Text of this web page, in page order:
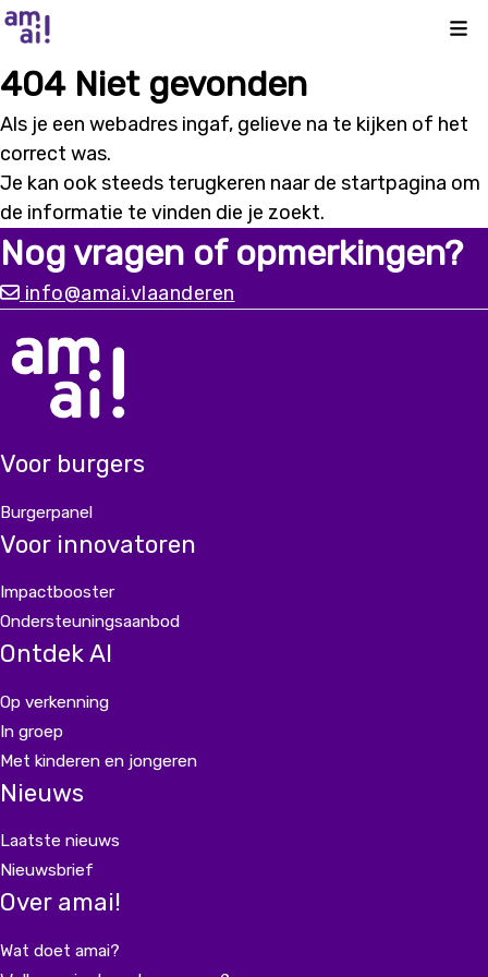
404 Niet gevonden
Als je een webadres ingaf, gelieve na te kijken of het
correct was.
Je kan ook steeds terugkeren naar de startpagina om
de informatie te vinden die je zoekt.
Nog vragen of opmerkingen?
info@amai.vlaanderen
Voor burgers
Burgerpanel
Voor innovatoren
Impactbooster
Ondersteuningsaanbod
Ontdek AI
Op verkenning
In groep
Met kinderen en jongeren
Nieuws
Laatste nieuws
Nieuwsbrief
Over amai!
Wat doet amai?